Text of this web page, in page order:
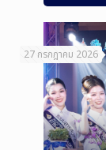
27 กรกฎาคม 2026